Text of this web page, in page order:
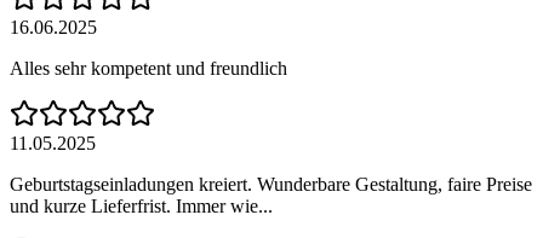
16.06.2025
Alles sehr kompetent und freundlich
11.05.2025
Geburtstagseinladungen kreiert. Wunderbare Gestaltung, faire Preise
und kurze Lieferfrist. Immer wie...